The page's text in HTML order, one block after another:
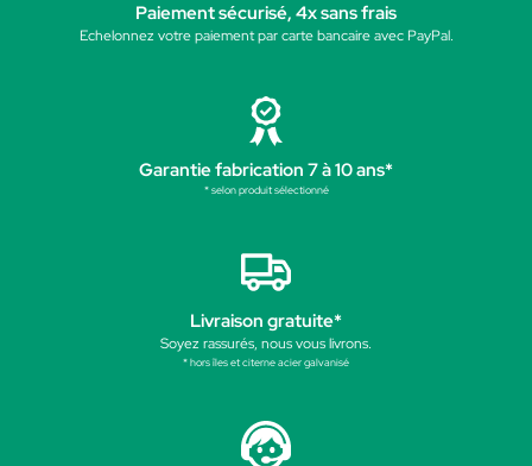
Paiement sécurisé, 4x sans frais
Echelonnez votre paiement par carte bancaire avec PayPal.
Garantie fabrication 7 à 10 ans*
* selon produit sélectionné
Livraison gratuite*
Soyez rassurés, nous vous livrons.
* hors îles et citerne acier galvanisé